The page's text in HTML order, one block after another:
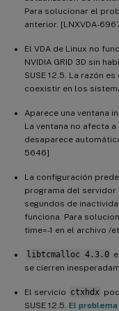
Para solucionar el
anterior. [LNXVDA-
El VDA de Linux no
NVIDIA GRID 3D sin
SUSE 12.5. La razón
coexistir en los
Aparece una ventana
La ventana no afecta
desaparece
5646]
La configuración
programa del servidor
segundos de
funciona. Para
time=-1 en el archivo /
libtcmalloc 4.3.0
se cierren
El servicio ctxhdx
SUSE 12.5. El problema